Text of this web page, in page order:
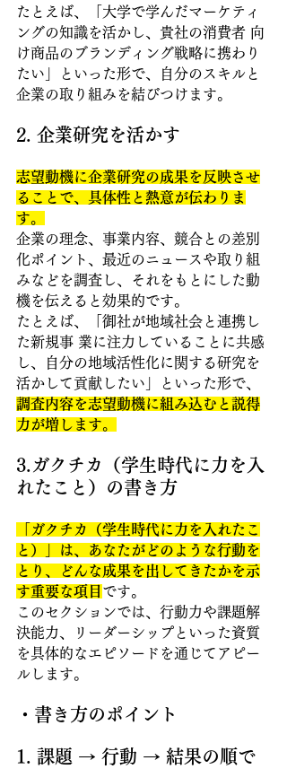
たとえば、「大学で学んだマーケティ
ングの知識を活かし、貴社の消費者 向
け商品のブランディング戦略に携わり
たい」といった形で、自分のスキルと
企業の取り組みを結びつけます。
2. 企業研究を活かす
志望動機に企業研究の成果を反映させ
ることで、具体性と熱意が伝わりま
す。
企業の理念、事業内容、競合との差別
化ポイント、最近のニュースや取り組
みなどを調査し、それをもとにした動
機を伝えると効果的です。
たとえば、「御社が地域社会と連携し
た新規事 業に注力していることに共感
し、自分の地域活性化に関する研究を
活かして貢献したい」といった形で、
調査内容を志望動機に組み込むと説得
力が増します。
3.ガクチカ（学生時代に力を入
れたこと）の書き方
「ガクチカ（学生時代に力を入れたこ
と）」は、あなたがどのような行動を
とり、どんな成果を出してきたかを示
す重要な項目 です。
このセクションでは、行動力や課題解
決能力、リーダーシップといった資質
を具体的なエピソードを通じてアピー
ルします。
・書き方のポイント
1. 課題 → 行動 → 結果の順で